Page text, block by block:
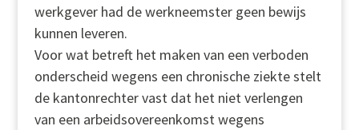
werkgever had de werkneemster geen bewijs
kunnen leveren.
Voor wat betreft het maken van een verboden
onderscheid wegens een chronische ziekte stelt
de kantonrechter vast dat het niet verlengen
van een arbeidsovereenkomst wegens